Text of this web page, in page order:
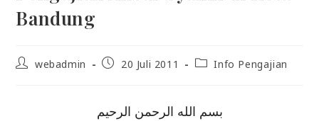
Bandung
Postwebadmin
Post20 Juli 2011
PostInfo Pengajian
بسم الله الرحمن الرحيم